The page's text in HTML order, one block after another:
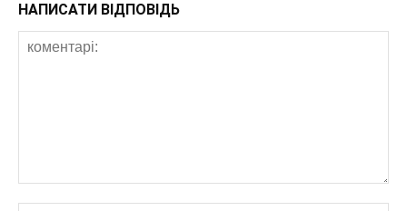
НАПИСАТИ ВІДПОВІДЬ